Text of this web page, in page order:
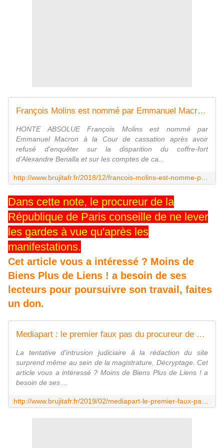
François Molins est nommé par Emmanuel Macron à la Cour de cassation = HONTE ABSOLUE - MOINS de BIENS PLUS de LIENS
HONTE ABSOLUE François Molins est nommé par
Emmanuel Macron à la Cour de cassation après avoir
refusé d'enquêter sur la disparition du coffre-fort
d'Alexandre Benalla et sur les comptes de ca...
Dans cette note, le procureur de la
République de Paris conseille de ne lever
les gardes à vue qu'après les
manifestations.
Cet article vous a intéressé ? Moins de
Biens Plus de Liens ! a besoin de ses
lecteurs pour poursuivre son travail, faites
un don.
Mediapart : le premier faux pas du procureur de Paris ? - MOINS de BIENS PLUS de LIENS
La tentative d'intrusion judiciaire à la rédaction du site
surprend même au sein de la magistrature. Décryptage. Cet
article vous a intéressé ? Moins de Biens Plus de Liens ! a
besoin de ses ...